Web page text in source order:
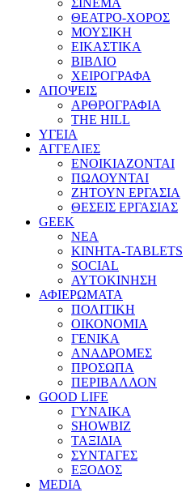
ΣΙΝΕΜΑ
ΘΕΑΤΡΟ-ΧΟΡΟΣ
ΜΟΥΣΙΚΗ
ΕΙΚΑΣΤΙΚΑ
ΒΙΒΛΙΟ
ΧΕΙΡΟΓΡΑΦΑ
ΑΠΟΨΕΙΣ
ΑΡΘΡΟΓΡΑΦΙΑ
THE HILL
ΥΓΕΙΑ
ΑΓΓΕΛΙΕΣ
ΕΝΟΙΚΙΑΖΟΝΤΑΙ
ΠΩΛΟΥΝΤΑΙ
ΖΗΤΟΥΝ ΕΡΓΑΣΙΑ
ΘΕΣΕΙΣ ΕΡΓΑΣΙΑΣ
GEEK
ΝΕΑ
ΚΙΝΗΤΑ-TABLETS
SOCIAL
ΑΥΤΟΚΙΝΗΣΗ
ΑΦΙΕΡΩΜΑΤΑ
ΠΟΛΙΤΙΚΗ
ΟΙΚΟΝΟΜΙΑ
ΓΕΝΙΚΑ
ΑΝΑΔΡΟΜΕΣ
ΠΡΟΣΩΠΑ
ΠΕΡΙΒΑΛΛΟΝ
GOOD LIFE
ΓΥΝΑΙΚΑ
SHOWBIZ
ΤΑΞΙΔΙΑ
ΣΥΝΤΑΓΕΣ
ΕΞΟΔΟΣ
MEDIA